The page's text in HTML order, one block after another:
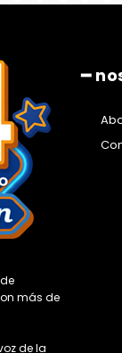
más de
de la
━